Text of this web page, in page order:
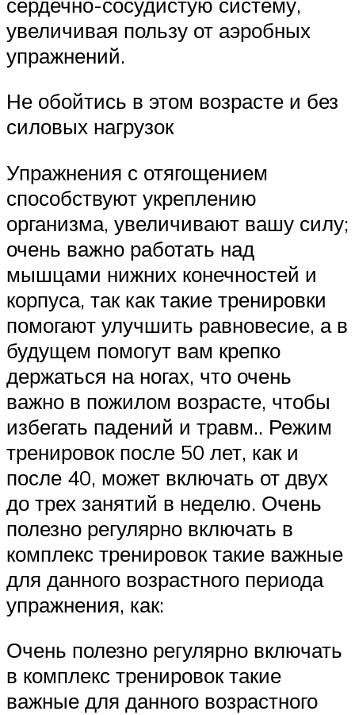
увеличивая пользу от аэробных
упражнений.
Не обойтись в этом возрасте и без
силовых нагрузок
Упражнения с отягощением
способствуют укреплению
организма, увеличивают вашу силу;
очень важно работать над
мышцами нижних конечностей и
корпуса, так как такие тренировки
помогают улучшить равновесие, а в
будущем помогут вам крепко
держаться на ногах, что очень
важно в пожилом возрасте, чтобы
избегать падений и травм.. Режим
тренировок после 50 лет, как и
после 40, может включать от двух
до трех занятий в неделю. Очень
полезно регулярно включать в
комплекс тренировок такие важные
для данного возрастного периода
упражнения, как:
Очень полезно регулярно включать
в комплекс тренировок такие
важные для данного возрастного